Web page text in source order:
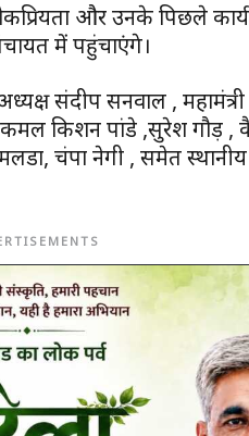
और उनके पिछले
में पहुंचाएंगे।
संदीप सनवाल ,
किशन पांडे ,सुरेश गौड़ ,
चंपा नेगी , समेत